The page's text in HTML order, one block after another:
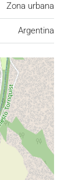
Zona urbana
Argentina